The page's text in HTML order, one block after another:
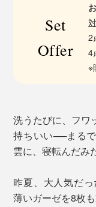
Set
Offer
2
4
※
洗うたびに、フワ
持ちいい──まる
雲に、寝転んだみ
昨夏、大人気だっ
薄いガーゼを8枚